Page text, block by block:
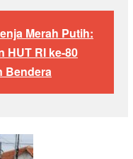
Merah Putih:
HUT RI ke-80
Bendera